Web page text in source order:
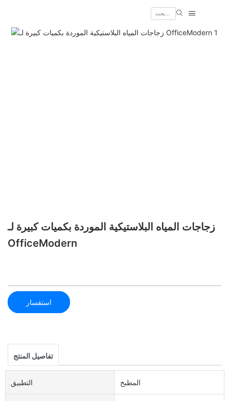
زجاجات المياه البلاستيكية الموردة بكميات كبيرة لـ
OfficeModern
استفسار
تفاصيل المنتج
التطبيق المطبخ